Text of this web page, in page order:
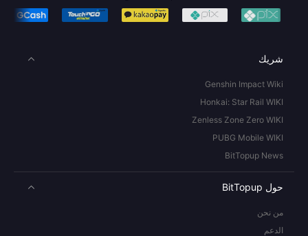
شريك
Genshin Impact Wiki
Honkai: Star Rail WIKI
Zenless Zone Zero WIKI
PUBG Mobile WIKI
BitTopup News
حول BitTopup
من نحن
الدعم